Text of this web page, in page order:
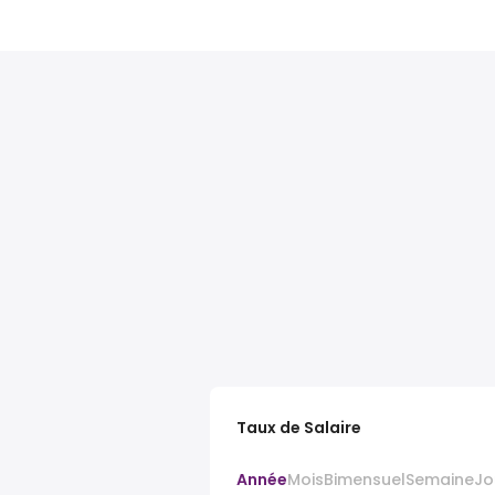
Taux de Salaire
AnnéeMoisBimensuelSemaine